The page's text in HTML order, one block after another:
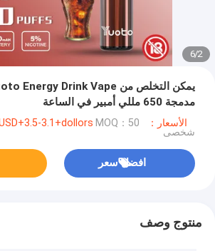
2
/
6
مدمجة 650 مللي أمبير في الساعة
الأسعار：USD+3.5-3.1+dollors
شخصى
افضل سعر
منتوج وصف